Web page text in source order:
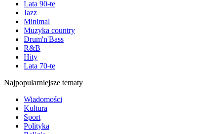
Lata 90-te
Jazz
Minimal
Muzyka country
Drum'n'Bass
R&B
Hity
Lata 70-te
Najpopularniejsze tematy
Wiadomości
Kultura
Sport
Polityka